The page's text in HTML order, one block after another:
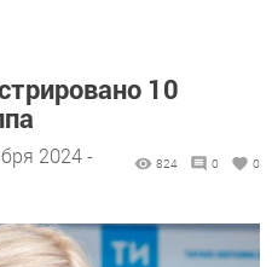
10
2024 -
824 0 0